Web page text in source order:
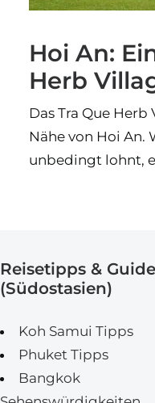
Hoi An:
Herb
Das Tra Que
Nähe von Hoi An.
unbedingt lohnt,
Reisetipps &
(Südostasien)
Koh Samui Tipps
Phuket Tipps
Bangkok